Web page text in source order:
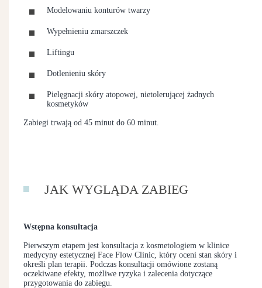
Modelowaniu konturów twarzy
Wypełnieniu zmarszczek
Liftingu
Dotlenieniu skóry
Pielęgnacji skóry atopowej, nietolerującej żadnych
kosmetyków
Zabiegi trwają od 45 minut do 60 minut.
JAK WYGLĄDA ZABIEG
Wstępna konsultacja
Pierwszym etapem jest konsultacja z kosmetologiem w klinice
medycyny estetycznej Face Flow Clinic, który oceni stan skóry i
określi plan terapii. Podczas konsultacji omówione zostaną
oczekiwane efekty, możliwe ryzyka i zalecenia dotyczące
przygotowania do zabiegu.